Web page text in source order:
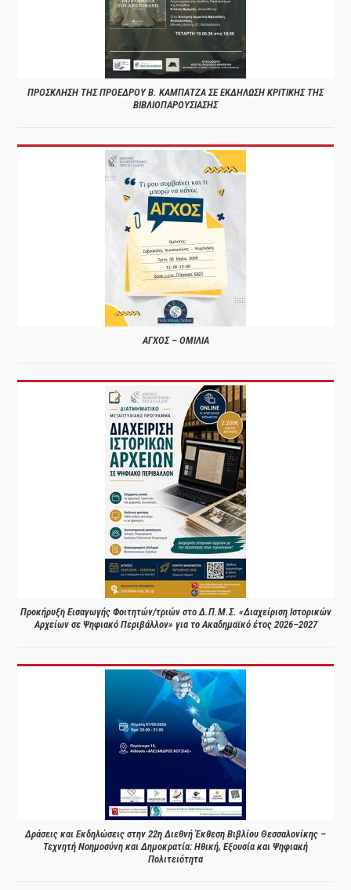
ΠΡΟΣΚΛΗΣΗ ΤΗΣ ΠΡΟΕΔΡΟΥ Β. ΚΑΜΠΑΤΖΑ ΣΕ ΕΚΔΗΛΩΣΗ ΚΡΙΤΙΚΗΣ ΤΗΣ
ΒΙΒΛΙΟΠΑΡΟΥΣΙΑΣΗΣ
ΑΓΧΟΣ – ΟΜΙΛΙΑ
Προκήρυξη Εισαγωγής Φοιτητών/τριών στο Δ.Π.Μ.Σ. «Διαχείριση Ιστορικών
Αρχείων σε Ψηφιακό Περιβάλλον» για το Ακαδημαϊκό έτος 2026–2027
Δράσεις και Εκδηλώσεις στην 22η Διεθνή Έκθεση Βιβλίου Θεσσαλονίκης –
Τεχνητή Νοημοσύνη και Δημοκρατία: Ηθική, Εξουσία και Ψηφιακή
Πολιτειότητα